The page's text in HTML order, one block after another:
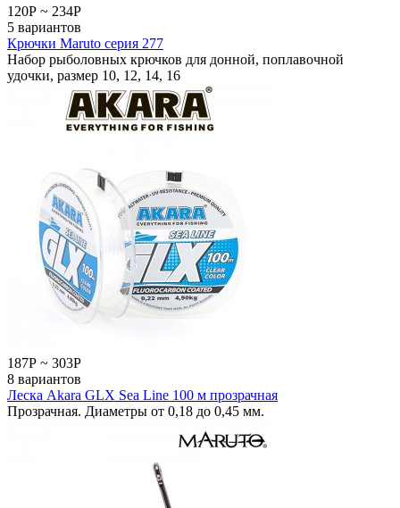
120Р ~ 234Р
5 вариантов
Крючки Maruto серия 277
Набор рыболовных крючков для донной, поплавочной
удочки, размер 10, 12, 14, 16
187Р ~ 303Р
8 вариантов
Леска Akara GLX Sea Line 100 м прозрачная
Прозрачная. Диаметры от 0,18 до 0,45 мм.